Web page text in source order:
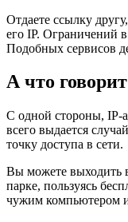
Отдаете ссылку
его IP. Ограничений
Подобных сервисов
А что
С одной стороны, IP-
всего выдается
точку доступа в сети.
Вы можете выходить
парке, пользуясь
чужим компьютером